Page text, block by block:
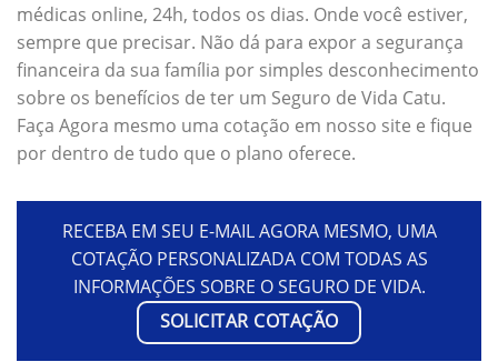
médicas online, 24h, todos os dias. Onde você estiver,
sempre que precisar. Não dá para expor a segurança
financeira da sua família por simples desconhecimento
sobre os benefícios de ter um Seguro de Vida Catu.
Faça Agora mesmo uma cotação em nosso site e fique
por dentro de tudo que o plano oferece.
RECEBA EM SEU E-MAIL AGORA MESMO, UMA
COTAÇÃO PERSONALIZADA COM TODAS AS
INFORMAÇÕES SOBRE O SEGURO DE VIDA.
SOLICITAR COTAÇÃO